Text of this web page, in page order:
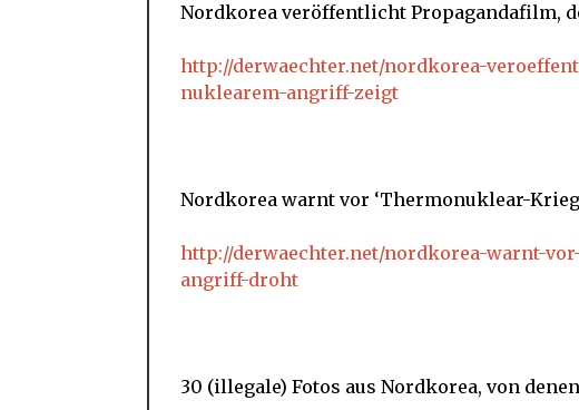
Nordkorea veröffentlicht Propagandafilm,
http://derwaechter.net/nordkorea-
nuklearem-angriff-zeigt
Nordkorea warnt vor ‘Thermonuklear-
http://derwaechter.net/nordkorea-warnt-
angriff-droht
30 (illegale) Fotos aus Nordkorea, von